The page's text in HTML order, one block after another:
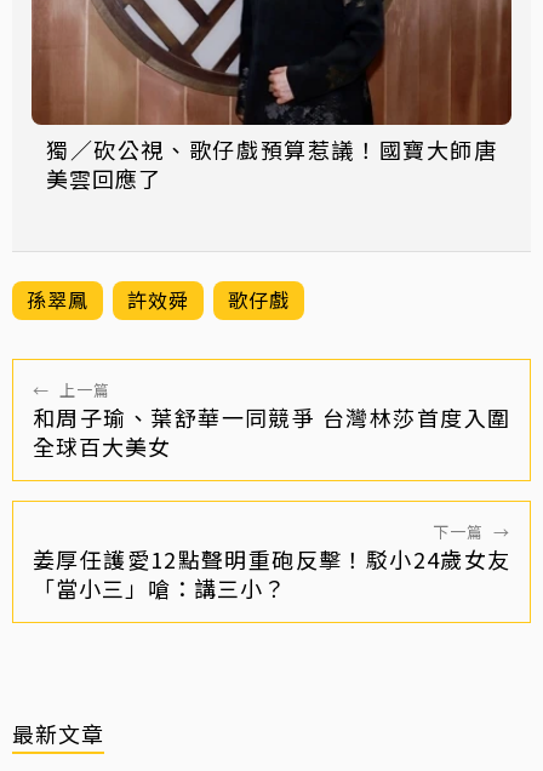
獨／砍公視、歌仔戲預算惹議！國寶大師唐
美雲回應了
孫翠鳳 許效舜 歌仔戲
← 上一篇
和周子瑜、葉舒華一同競爭 台灣林莎首度入圍
全球百大美女
下一篇 →
姜厚任護愛12點聲明重砲反擊！駁小24歲女友
「當小三」嗆：講三小？
最新文章